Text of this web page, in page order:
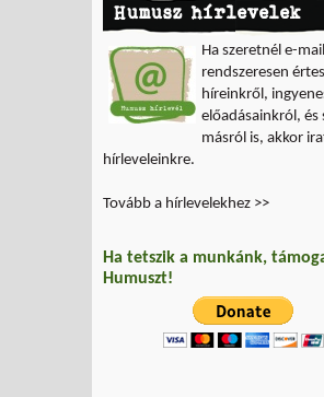
Humusz hírlevelek
Ha szeretnél e-
rendszeresen
híreinkről,
előadásainkról, és
másról is, akkor
hírleveleinkre.
Tovább a hírlevelekhez >>
Ha tetszik a munkánk,
Humuszt!